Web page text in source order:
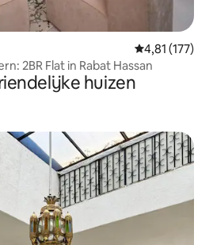
Gemiddelde
4,81 (177)
2BR Flat in Rabat Hassan
huizen